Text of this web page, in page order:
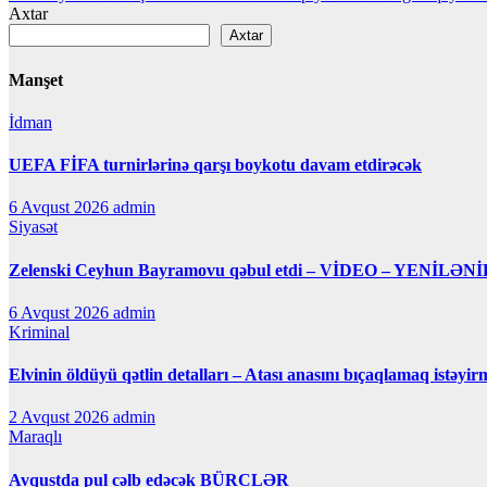
naviqasiyası
Axtar
Axtar
Manşet
İdman
UEFA FİFA turnirlərinə qarşı boykotu davam etdirəcək
6 Avqust 2026 admin
Siyasət
Zelenski Ceyhun Bayramovu qəbul etdi – VİDEO –
6 Avqust 2026 admin
Kriminal
Elvinin öldüyü qətlin detalları – Atası anasını bıçaqlamaq
2 Avqust 2026 admin
Maraqlı
Avqustda pul cəlb edəcək BÜRCLƏR